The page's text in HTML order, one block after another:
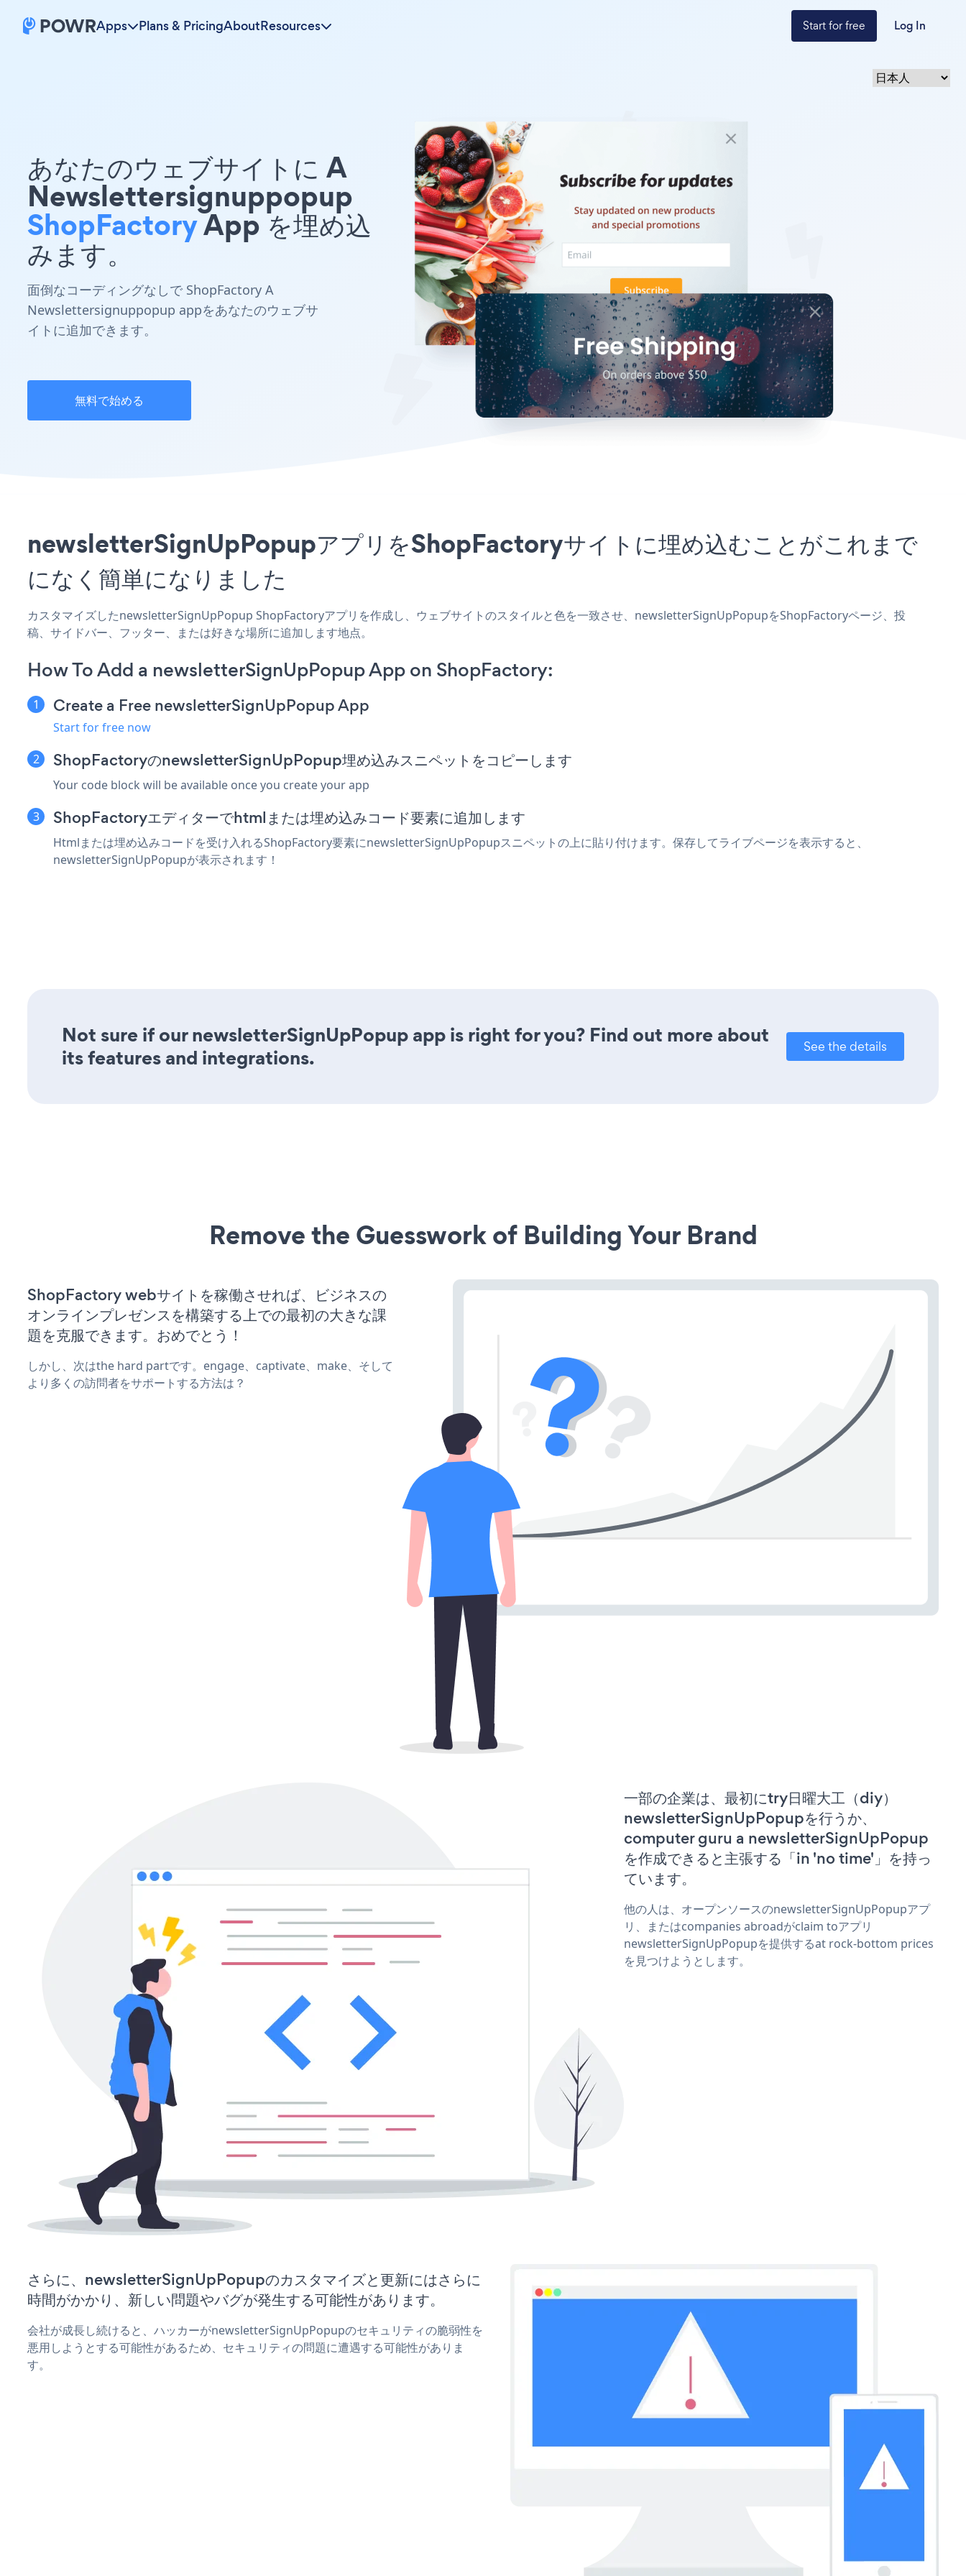
Apps Plans & PricingAboutResources Start for free Log In
あなたのウェブサイトに A
Newslettersignuppopup
ShopFactoryApp を埋め込
みます。
面倒なコーディングなしで ShopFactory A
Newslettersignuppopup appをあなたのウェブサ
イトに追加できます。
無料で始める
newsletterSignUpPopupアプリをShopFactoryサイトに埋め込むことがこれまで
になく簡単になりました
カスタマイズしたnewsletterSignUpPopup ShopFactoryアプリを作成し、ウェブサイトのスタイルと色を一致させ、newsletterSignUpPopupをShopFactoryページ、投
稿、サイドバー、フッター、または好きな場所に追加します地点。
How To Add a newsletterSignUpPopup App on ShopFactory:
Create a Free newsletterSignUpPopup App
Start for free now
ShopFactoryのnewsletterSignUpPopup埋め込みスニペットをコピーします
Your code block will be available once you create your app
ShopFactoryエディターでhtmlまたは埋め込みコード要素に追加します
Htmlまたは埋め込みコードを受け入れるShopFactory要素にnewsletterSignUpPopupスニペットの上に貼り付けます。保存してライブページを表示すると、
newsletterSignUpPopupが表示されます！
Not sure if our newsletterSignUpPopup app is right for you? Find out more about
its features and integrations.
See the details
Remove the Guesswork of Building Your Brand
ShopFactory webサイトを稼働させれば、ビジネスの
オンラインプレゼンスを構築する上での最初の大きな課
題を克服できます。おめでとう！
しかし、次はthe hard partです。engage、captivate、make、そして
より多くの訪問者をサポートする方法は？
一部の企業は、最初にtry日曜大工（diy）
newsletterSignUpPopupを行うか、
computer guru a newsletterSignUpPopup
を作成できると主張する「in 'no time'」を持っ
ています。
他の人は、オープンソースのnewsletterSignUpPopupアプ
リ、またはcompanies abroadがclaim toアプリ
newsletterSignUpPopupを提供するat rock-bottom prices
を見つけようとします。
さらに、newsletterSignUpPopupのカスタマイズと更新にはさらに
時間がかかり、新しい問題やバグが発生する可能性があります。
会社が成長し続けると、ハッカーがnewsletterSignUpPopupのセキュリティの脆弱性を
悪用しようとする可能性があるため、セキュリティの問題に遭遇する可能性がありま
す。